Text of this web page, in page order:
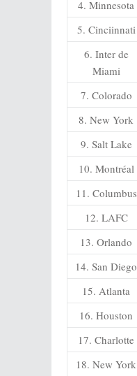
4. Minnesota
5. Cinciinnati
6. Inter de
Miami
7. Colorado
8. New York
9. Salt Lake
10. Montréal
11. Columbus
12. LAFC
13. Orlando
14. San Diego
15. Atlanta
16. Houston
17. Charlotte
18. New York